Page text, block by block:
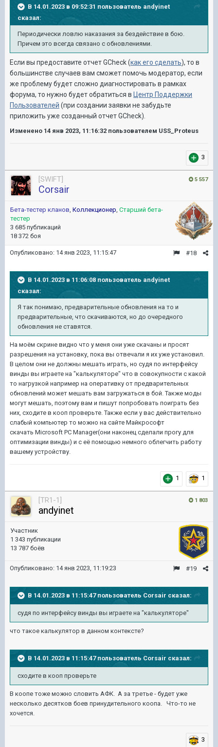
В 14.01.2023 в 09:52:31 пользователь andyinet
сказал:
Периодически ловлю наказания за бездействие в бою.
Причем это всегда связано с обновлениями.
Если вы предоставите отчет GCheck (как его сделать), то в
большинстве случаев вам сможет помочь модератор, если
же проблему будет сложно диагностировать в рамках
форума, то нужно будет обратиться в Центр Поддержки
Пользователей (при создании заявки не забудьте
приложить уже созданный отчет GCheck).
Изменено 14 янв 2023, 11:16:32 пользователем USS_Proteus
3
5 557
[SWIFT]
Corsair
Бета-тестер кланов, Коллекционер, Старший бета-
тестер
3 685 публикаций
18 372 боя
#18
Опубликовано: 14 янв 2023, 11:15:47
В 14.01.2023 в 11:06:08 пользователь andyinet
сказал:
Я так понимаю, предварительные обновления на то и
предварительные, что скачиваются, но до очередного
обновления не ставятся.
На моём скрине видно что у меня они уже скачаны и просят
разрешения на установку, пока вы отвечали я их уже установил.
В целом они не должны мешать играть, но судя по интерфейсу
винды вы играете на "калькуляторе" что в совокупности с какой
то нагрузкой например на оперативку от предварительных
обновлений может мешать вам загружаться в бой. Также моды
могут мешать, поэтому вам и пишут попробовать поиграть без
них, сходите в кооп проверьте. Также если у вас действительно
слабый компьютер то можно на сайте Майкрософт
скачать Microsoft PC Manager(они наконец сделали прогу для
оптимизации винды) и с её помощью немного облегчить работу
вашему устройству.
1 1
1 803
[TR1-1]
andyinet
Участник
1 343 публикации
13 787 боёв
#19
Опубликовано: 14 янв 2023, 11:19:23
В 14.01.2023 в 11:15:47 пользователь Corsair сказал:
судя по интерфейсу винды вы играете на "калькуляторе"
что такое калькулятор в данном контексте?
В 14.01.2023 в 11:15:47 пользователь Corsair сказал:
сходите в кооп проверьте
В коопе тоже можно словить АФК. А за третье - будет уже
несколько десятков боев принудительного коопа. Что-то не
хочется.
3